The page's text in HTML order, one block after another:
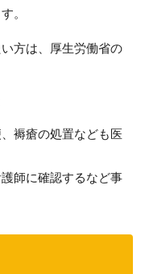
。
方は、厚生労働省の
褥瘡の処置なども医
師に確認するなど事